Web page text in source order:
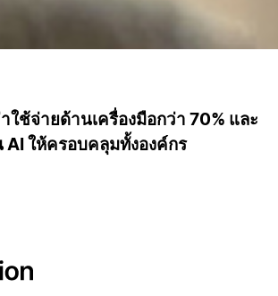
ใช้จ่ายด้านเครื่องมือกว่า 70% และ
AI ให้ครอบคลุมทั้งองค์กร